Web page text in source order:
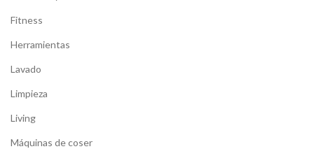
Fitness
Herramientas
Lavado
Limpieza
Living
Máquinas de coser